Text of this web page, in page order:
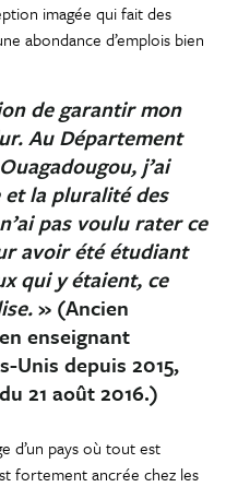
imagée qui fait des
abondance d’emplois bien
de garantir mon
Au Département
j’ai
la pluralité des
pas voulu rater ce
avoir été étudiant
qui y étaient, ce
» (Ancien
enseignant
Unis depuis 2015,
21 août 2016.)
d’un pays où tout est
fortement ancrée chez les